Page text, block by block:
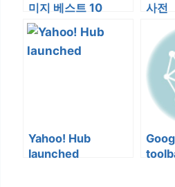
미지 베스트 10
사전
Yahoo! Hub
launched